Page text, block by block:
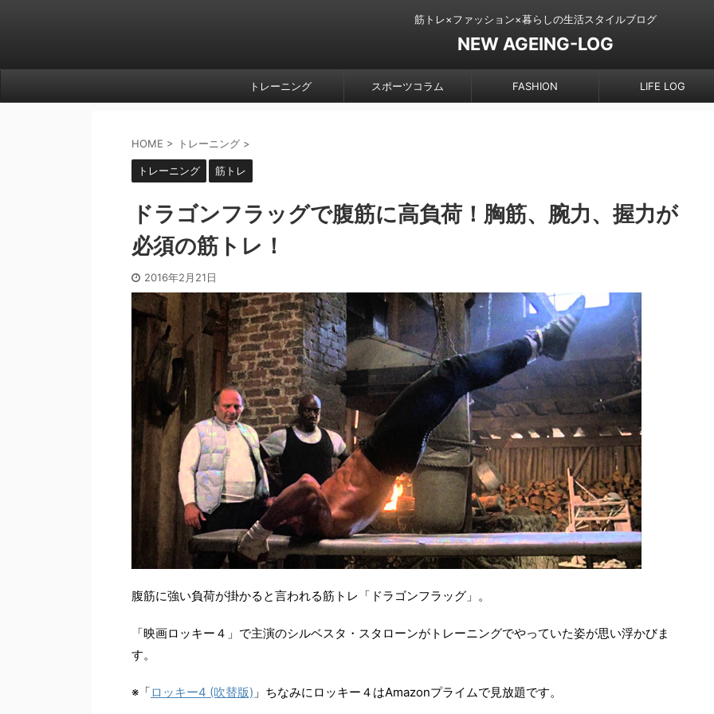
筋トレ×ファッション×暮らしの生活スタイルブログ
NEW AGEING-LOG
トレーニング スポーツコラム FASHION LIFE LOG
HOME > トレーニング >
トレーニング 筋トレ
ドラゴンフラッグで腹筋に高負荷！胸筋、腕力、握力が
必須の筋トレ！
2016年2月21日
腹筋に強い負荷が掛かると言われる筋トレ「ドラゴンフラッグ」。
「映画ロッキー４」で主演のシルベスタ・スタローンがトレーニングでやっていた姿が思い浮かびま
す。
※「ロッキー4 (吹替版) 」ちなみにロッキー４はAmazonプライムで見放題です。